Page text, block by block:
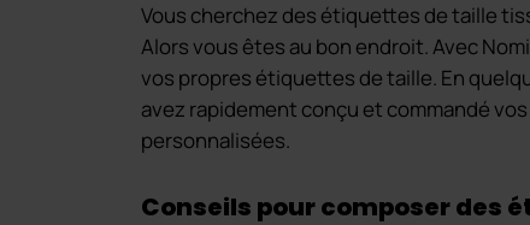
Vous cherchez des étiquettes de taille
Alors vous êtes au bon endroit. Avec
vos propres étiquettes de taille. En
avez rapidement conçu et commandé
personnalisées.
Conseils pour composer des